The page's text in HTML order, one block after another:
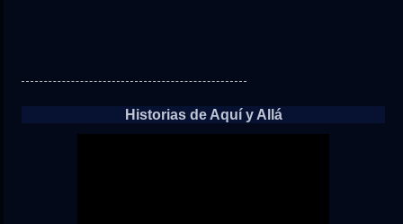
Historias de Aquí y Allá